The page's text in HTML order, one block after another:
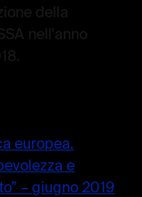
della
nell'anno
europea.
e
– giugno 2019